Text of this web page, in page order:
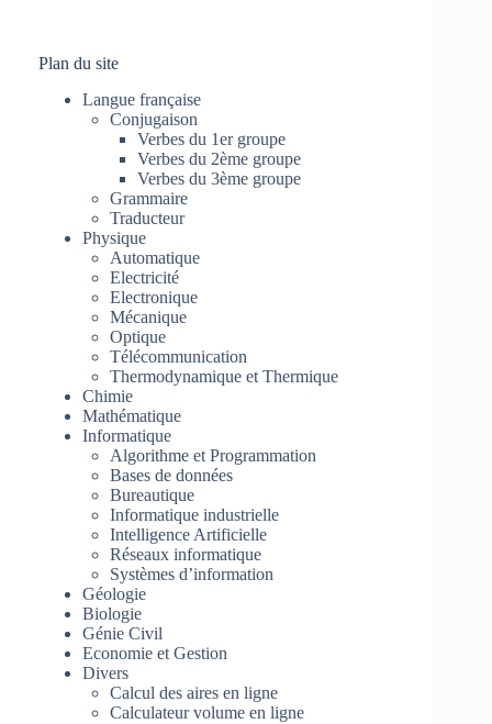
Plan du site
Langue française
Conjugaison
Verbes du 1er groupe
Verbes du 2ème groupe
Verbes du 3ème groupe
Grammaire
Traducteur
Physique
Automatique
Electricité
Electronique
Mécanique
Optique
Télécommunication
Thermodynamique et Thermique
Chimie
Mathématique
Informatique
Algorithme et Programmation
Bases de données
Bureautique
Informatique industrielle
Intelligence Artificielle
Réseaux informatique
Systèmes d’information
Géologie
Biologie
Génie Civil
Economie et Gestion
Divers
Calcul des aires en ligne
Calculateur volume en ligne